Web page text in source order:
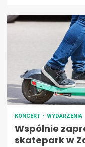
KONCERT WYDARZENIA
Wspólnie
skatepark w